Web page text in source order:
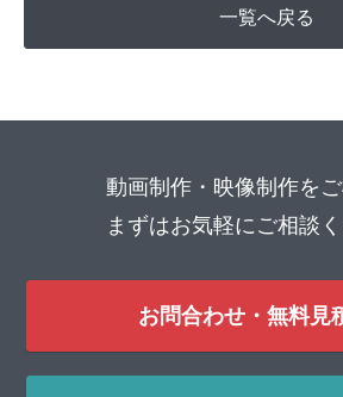
一覧へ戻る
動画制作・映像制作を
まずはお気軽にご相談く
お問合わせ・無料見